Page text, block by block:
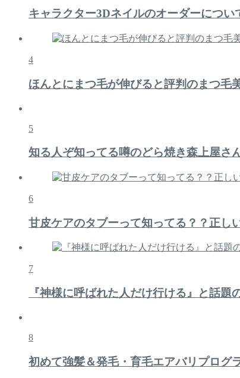
キャラクター3Dネイルのオーダーについ
4
ほんとにまつ毛が伸びると評判のまつ毛
5
知る人ぞ知ってる噂のどら焼き森上屋さ
6
甘皮ケアのタブーって知ってる？？正し
7
『神様に呼ばれた人だけ行ける』と話題
8
初めて強髪＆発毛・育毛エアバリプログ